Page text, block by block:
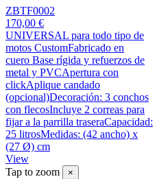
ZBTF0002
170,00 €
UNIVERSAL para todo tipo de
motos CustomFabricado en
cuero Base rígida y refuerzos de
metal y PVCApertura con
clickAplique candado
(opcional)Decoración: 3 conchos
con flecosIncluye 2 correas para
fijar a la parrilla traseraCapacidad:
25 litrosMedidas: (42 ancho) x
(27 Ø) cm
View
Tap to zoom
×